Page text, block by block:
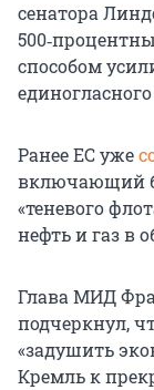
сенатора
способом
Ранее ЕС уже
включающий
«теневого
нефть и газ в
Глава МИД
подчеркнул,
«задушить
Кремль к